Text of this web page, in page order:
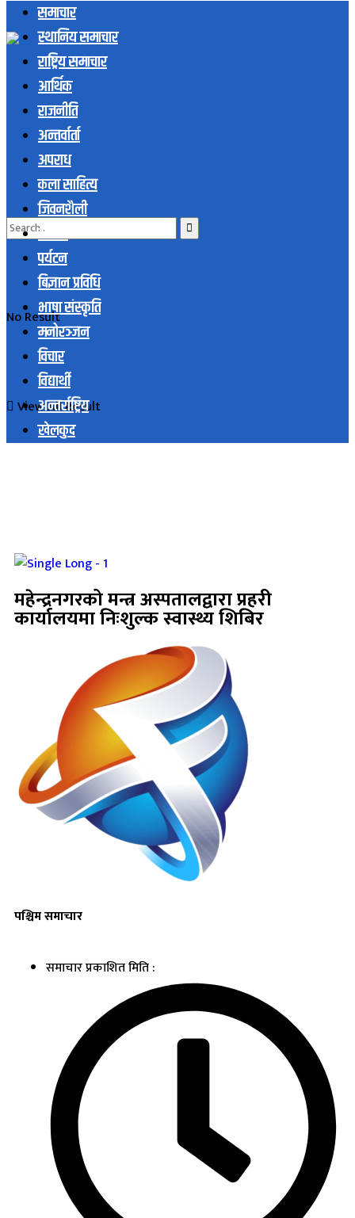
No Result
View All Result
समाचार
स्थानिय समाचार
राष्ट्रिय समाचार
आर्थिक
राजनीति
अन्तर्वार्ता
अपराध
कला साहित्य
जिवनशैली
समाज
पर्यटन
बिज्ञान प्रविधि
भाषा संस्कृति
मनोरञ्जन
विचार
विद्यार्थी
अन्तर्राष्ट्रिय
खेलकुद
महेन्द्रनगरको मन्त्र अस्पतालद्वारा प्रहरी
कार्यालयमा निःशुल्क स्वास्थ्य शिबिर
पश्चिम समाचार
समाचार प्रकाशित मिति :